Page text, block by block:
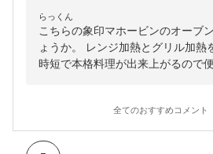
らっくん
こちらの象印マホービンのオーブ
ょうか。 レンジ加熱とグリル加熱
時短で本格料理が出来上がるので
全てのおすすめコメント